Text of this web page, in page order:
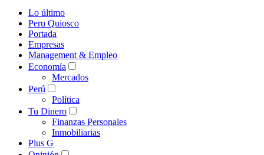
Lo último
Peru Quiosco
Portada
Empresas
Management & Empleo
Economía
Mercados
Perú
Política
Tu Dinero
Finanzas Personales
Inmobiliarias
Plus G